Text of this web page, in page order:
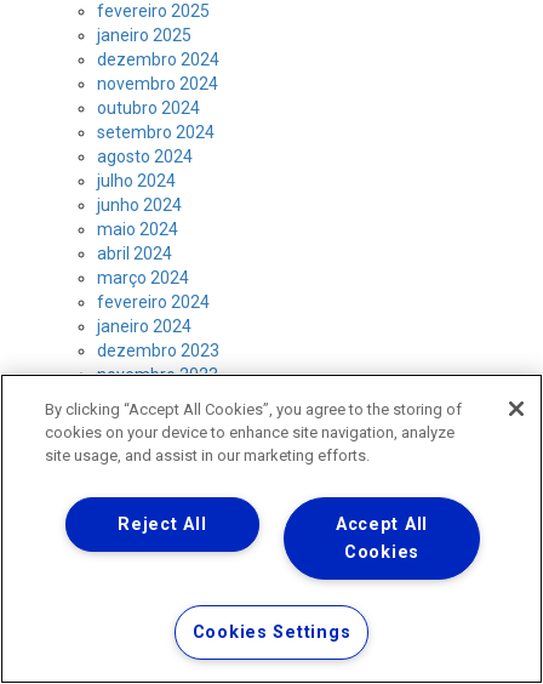
fevereiro 2025
janeiro 2025
dezembro 2024
novembro 2024
outubro 2024
setembro 2024
agosto 2024
julho 2024
junho 2024
maio 2024
abril 2024
março 2024
fevereiro 2024
janeiro 2024
dezembro 2023
novembro 2023
outubro 2023
setembro 2023
agosto 2023
junho 2023
maio 2023
janeiro 2023
dezembro 2022
novembro 2022
By clicking “Accept All Cookies”, you agree to the storing of
cookies on your device to enhance site navigation, analyze
site usage, and assist in our marketing efforts.
Accept All
Cookies
Reject All
Cookies Settings